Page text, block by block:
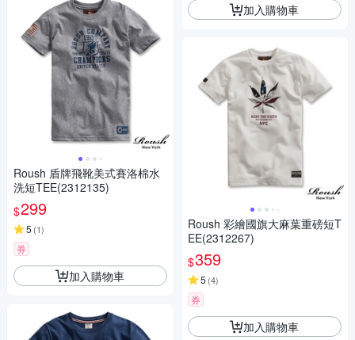
Roush 盾牌飛靴美式賽洛棉水
洗短TEE(2312135)
$299
5 (1)
券
加入購物車
加入購物車
Roush 彩繪國旗大麻葉重磅短T
EE(2312267)
$359
5 (4)
券
加入購物車